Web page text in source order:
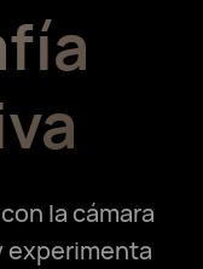
la cámara
experimenta